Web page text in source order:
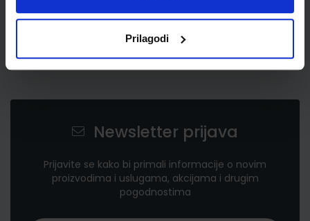
Prilagodi
Newsletter prijava
Prijavite se kako bi primali informacije o novim
proizvodima i uslugama, akcijama i drugim
pogodnostima